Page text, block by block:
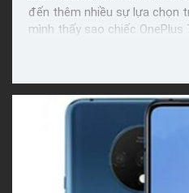
đến thêm nhiều sự lựa chọn
mình thấy sao chiếc OnePlus